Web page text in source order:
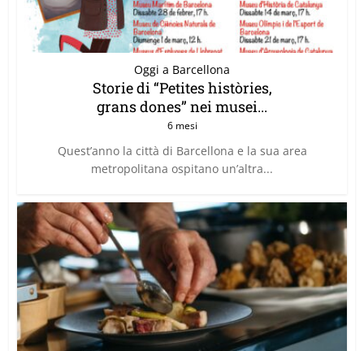
Oggi a Barcellona
Storie di “Petites històries,
grans dones” nei musei...
6 mesi
Quest’anno la città di Barcellona e la sua area
metropolitana ospitano un’altra...